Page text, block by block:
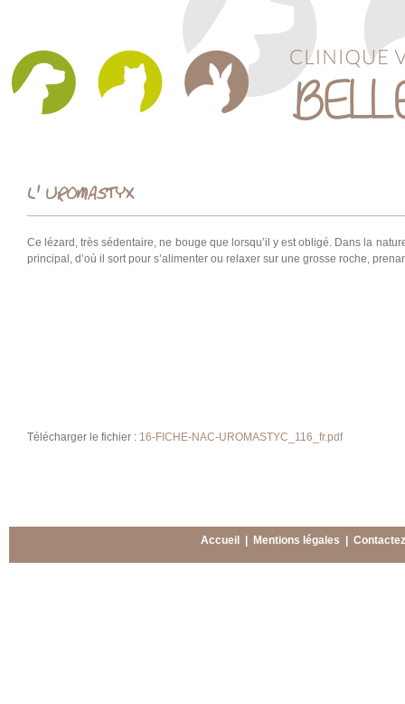
L' UROMASTYX
Ce lézard, très sédentaire, ne bouge que lorsqu’il y est obligé. Dans la
principal, d’où il sort pour s’alimenter ou relaxer sur une grosse roche,
Télécharger le fichier : 16-FICHE-NAC-UROMASTYC_116_fr.pdf
Accueil Mentions légales